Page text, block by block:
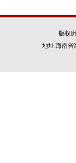
版权
地址:海南省